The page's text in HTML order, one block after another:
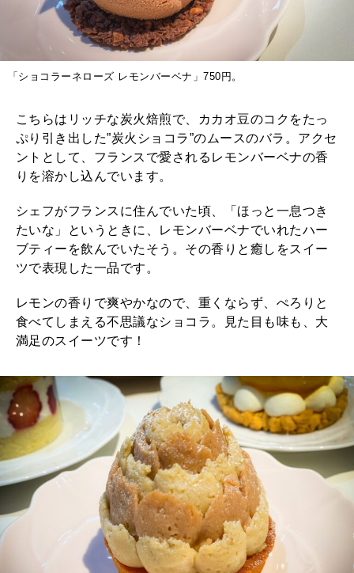
「ショコラーネローズ レモンバーベナ」750円。
こちらはリッチな炭火焙煎で、カカオ豆のコクをたっ
ぷり引き出した”炭火ショコラ”のムースのバラ。アクセ
ントとして、フランスで愛されるレモンバーベナの香
りを溶かし込んでいます。
シェフがフランスに住んでいた頃、「ほっと一息つき
たいな」というときに、レモンバーベナでいれたハー
ブティーを飲んでいたそう。その香りと癒しをスイー
ツで表現した一品です。
レモンの香りで爽やかなので、重くならず、ぺろりと
食べてしまえる不思議なショコラ。見た目も味も、大
満足のスイーツです！